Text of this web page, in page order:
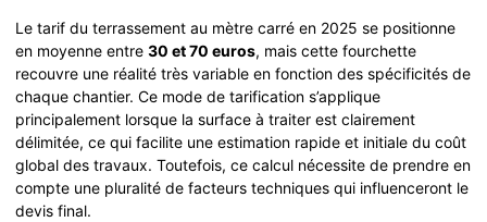
Le tarif du terrassement au mètre carré en 2025 se positionne
en moyenne entre 30 et 70 euros, mais cette fourchette
recouvre une réalité très variable en fonction des spécificités de
chaque chantier. Ce mode de tarification s’applique
principalement lorsque la surface à traiter est clairement
délimitée, ce qui facilite une estimation rapide et initiale du coût
global des travaux. Toutefois, ce calcul nécessite de prendre en
compte une pluralité de facteurs techniques qui influenceront le
devis final.